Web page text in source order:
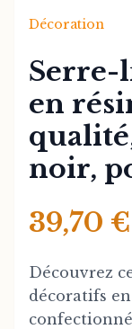
Décoration
Serre-
en
noir,
39,70 €
Découvrez
décoratifs